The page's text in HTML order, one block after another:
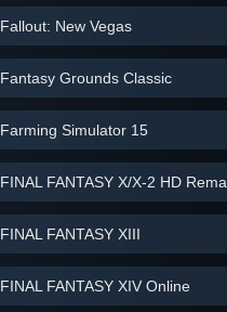
Fallout: New Vegas
Fantasy Grounds Classic
Farming Simulator 15
FINAL FANTASY X/X-2 HD Remaster
FINAL FANTASY XIII
FINAL FANTASY XIV Online